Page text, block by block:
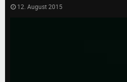
A12. August 2015